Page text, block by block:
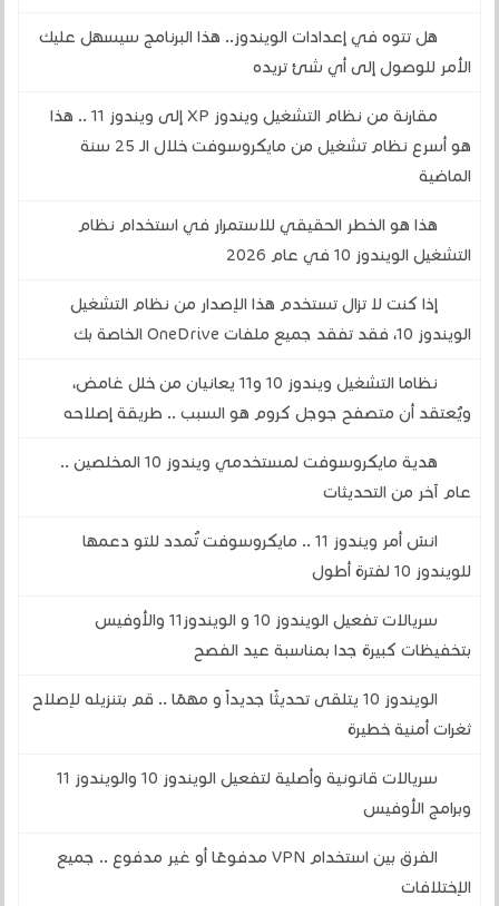
هل تتوه في إعدادات الويندوز.. هذا البرنامج سيسهل عليك
الأمر للوصول إلى أي شئ تريده
مقارنة من نظام التشغيل ويندوز XP إلى ويندوز 11 .. هذا
هو أسرع نظام تشغيل من مايكروسوفت خلال الـ 25 سنة
الماضية
هذا هو الخطر الحقيقي للاستمرار في استخدام نظام
التشغيل الويندوز 10 في عام 2026
إذا كنت لا تزال تستخدم هذا الإصدار من نظام التشغيل
الويندوز 10، فقد تفقد جميع ملفات OneDrive الخاصة بك
نظاما التشغيل ويندوز 10 و11 يعانيان من خلل غامض،
ويُعتقد أن متصفح جوجل كروم هو السبب .. طريقة إصلاحه
هدية مايكروسوفت لمستخدمي ويندوز 10 المخلصين ..
عام آخر من التحديثات
انسَ أمر ويندوز 11 .. مايكروسوفت تُمدد للتو دعمها
للويندوز 10 لفترة أطول
سريالات تفعيل الويندوز 10 و الويندوز11 والأوفيس
بتخفيظات كبيرة جدا بمناسبة عيد الفصح
الويندوز 10 يتلقى تحديثًا جديداً و مهمًا .. قم بتنزيله لإصلاح
ثغرات أمنية خطيرة
سريالات قانونية وأصلية لتفعيل الويندوز 10 والويندوز 11
وبرامج الأوفيس
الفرق بين استخدام VPN مدفوعًا أو غير مدفوع .. جميع
الإختلافات